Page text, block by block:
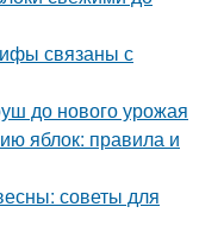
связаны с
до нового урожая
яблок: правила и
советы для